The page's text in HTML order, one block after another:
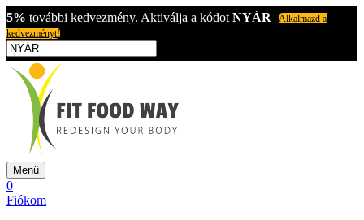
5% további kedvezmény. Aktiválja a kódot NYÁR
Alkalmazd a
kedvezményt!
Menü
0
Fiókom